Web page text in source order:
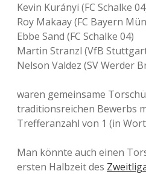
Kevin Kurányi (FC Schalke
Roy Makaay (FC Bayern
Ebbe Sand (FC Schalke 04)
Martin Stranzl (VfB
Nelson Valdez (SV Werder
waren gemeinsame
traditionsreichen Bewerbs
Trefferanzahl von 1 (in
Man könnte auch einen
ersten Halbzeit des